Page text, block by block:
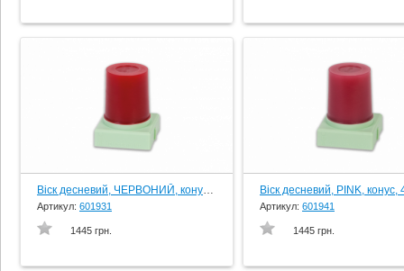
Віск десневий, ЧЕРВОНИЙ, конус, 45 гр., вир-во Schuler-Dental, Germany
Артикул: 601931
1445 грн.
Артикул: 601941
1445 грн.